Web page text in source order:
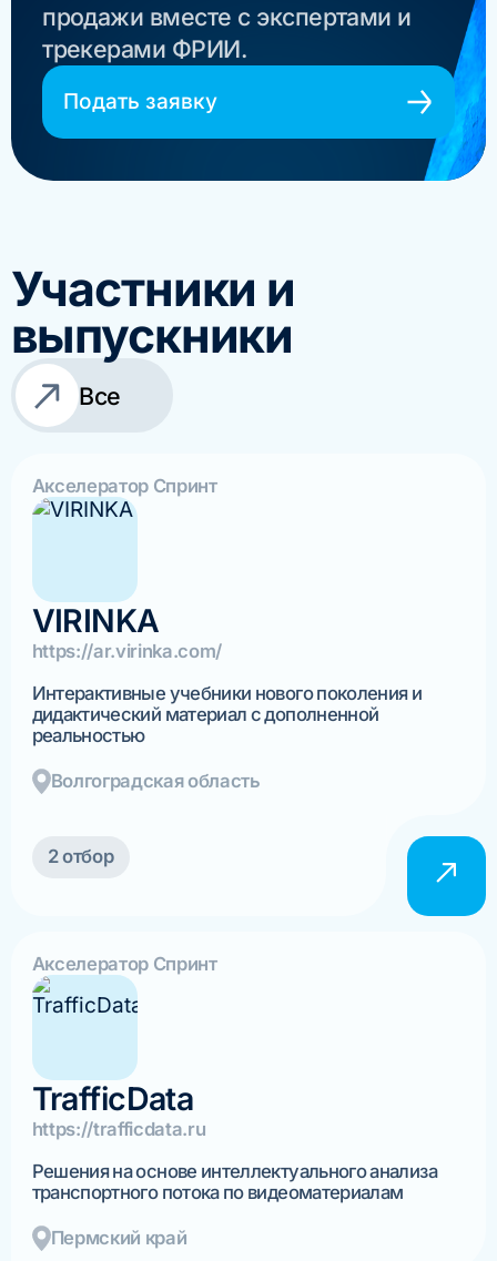
продажи вместе с экспертами и
трекерами ФРИИ.
Подать заявку
Участники и
выпускники
Все
Акселератор Спринт
VIRINKA
https://ar.virinka.com/
Интерактивные учебники нового поколения и
дидактический материал с дополненной
реальностью
Волгоградская область
2 отбор
Акселератор Спринт
TrafficData
https://trafficdata.ru
Решения на основе интеллектуального анализа
транспортного потока по видеоматериалам
Пермский край